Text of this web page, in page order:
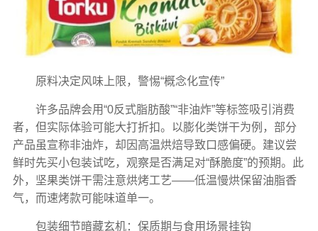
原料决定风味上限，警惕“概念化宣传”
许多品牌会用“0反式脂肪酸”“非油炸”等标签吸引消费
者，但实际体验可能大打折扣。以膨化类饼干为例，部分
产品虽宣称非油炸，却因高温烘焙导致口感偏硬。建议尝
鲜时先买小包装试吃，观察是否满足对“酥脆度”的预期。此
外，坚果类饼干需注意烘烤工艺——低温慢烘保留油脂香
气，而速烤款可能味道单一。
包装细节暗藏玄机：保质期与食用场景挂钩